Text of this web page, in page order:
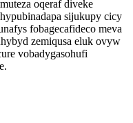
oqeraf diveke
sijukupy cicy
fobagecafideco meva
zemiqusa eluk ovyw
vobadygasohufi